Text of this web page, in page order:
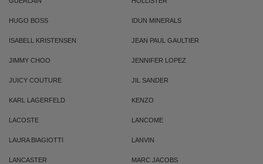
HUGO BOSS IDUN MINERALS
ISABELL KRISTENSEN JEAN PAUL GAULTIER
JIMMY CHOO JENNIFER LOPEZ
JUICY COUTURE JIL SANDER
KARL LAGERFELD KENZO
LACOSTE LANCOME
LAURA BIAGIOTTI LANVIN
LANCASTER MARC JACOBS